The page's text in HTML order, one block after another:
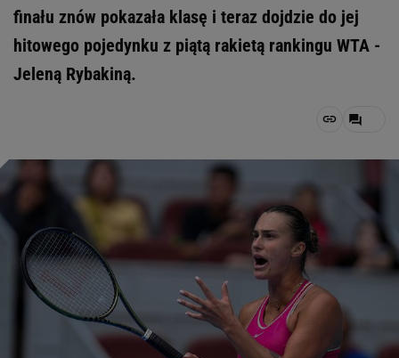
finału znów pokazała klasę i teraz dojdzie do jej
hitowego pojedynku z piątą rakietą rankingu WTA -
Jeleną Rybakiną.